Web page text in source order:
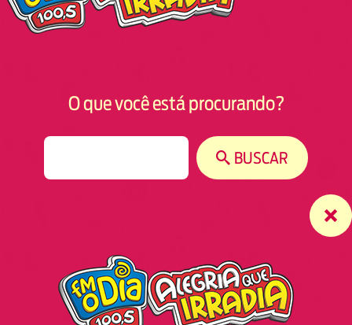
O que você está procurando?
BUSCAR